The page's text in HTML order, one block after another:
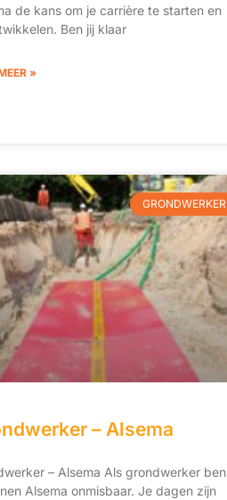
de kans om je carrière te starten en
Ben jij klaar
»
GRONDWERKER
– Alsema
– Alsema Als grondwerker ben
Alsema onmisbaar. Je dagen zijn